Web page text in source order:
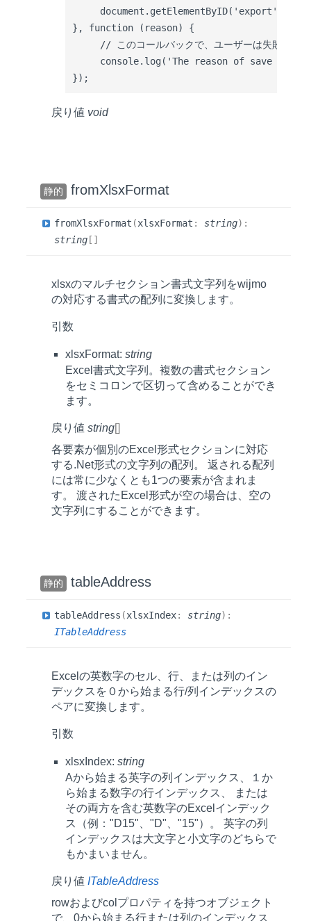
}, function (reason) {
// このコールバックで、ユーザーは失敗理由
console.log('The reason of save
戻り値 void
静的 fromXlsxFormat
fromXlsxFormat (xlsxFormat : string) :
string []
xlsxのマルチセクション書式文字列をwijmo
の対応する書式の配列に変換します。
引数
xlsxFormat: string
Excel書式文字列。複数の書式セクション
をセミコロンで区切って含めることができ
ます。
戻り値 string[]
各要素が個別のExcel形式セクションに対応
する.Net形式の文字列の配列。 返される配列
には常に少なくとも1つの要素が含まれま
す。 渡されたExcel形式が空の場合は、空の
文字列にすることができます。
静的 tableAddress
tableAddress (xlsxIndex: string) :
ITableAddress
Excelの英数字のセル、行、または列のイン
デックスを０から始まる行/列インデックスの
ペアに変換します。
引数
xlsxIndex: string
Aから始まる英字の列インデックス、１か
ら始まる数字の行インデックス、 または
その両方を含む英数字のExcelインデック
ス（例："D15"、"D"、"15"）。 英字の列
インデックスは大文字と小文字のどちらで
もかまいません。
戻り値 ITableAddress
rowおよびcol プロパティを持つオブジェクト
で、0から始まる行または列のインデックス